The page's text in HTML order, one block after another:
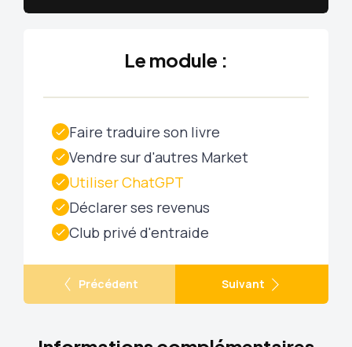
Le module :
Faire traduire son livre
Vendre sur d'autres Market
Utiliser ChatGPT
Déclarer ses revenus
Club privé d'entraide
Précédent Suivant